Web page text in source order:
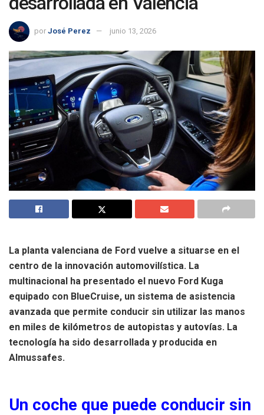
por José Perez junio 13, 2026
La planta valenciana de Ford vuelve a situarse en el
centro de la innovación automovilística. La
multinacional ha presentado el nuevo Ford Kuga
equipado con BlueCruise, un sistema de asistencia
avanzada que permite conducir sin utilizar las manos
en miles de kilómetros de autopistas y autovías. La
tecnología ha sido desarrollada y producida en
Almussafes.
Un coche que puede conducir sin